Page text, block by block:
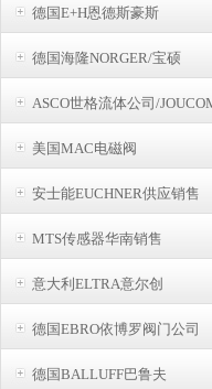
德国E+H恩德斯豪斯
德国海隆NORGER/宝硕
BUSCHJOST
ASCO世格流体公司/
美国MAC电磁阀
安士能EUCHNER供应销售
MTS传感器华南销售
意大利ELTRA意尔创
德国EBRO依博罗阀门公司
德国BALLUFF巴鲁夫